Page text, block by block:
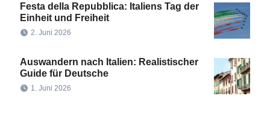
Festa della Repubblica: Italiens Tag der
Einheit und Freiheit
2. Juni 2026
Auswandern nach Italien: Realistischer
Guide für Deutsche
1. Juni 2026